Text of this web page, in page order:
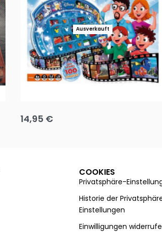
Ausverkauft
14,95 €
COOKIES
Privatsphäre-
Historie der
Einstellungen
Einwilligungen